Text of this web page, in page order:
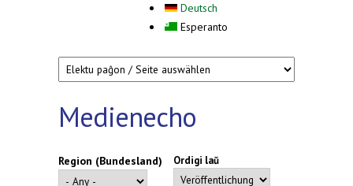
Deutsch
Esperanto
Medienecho
Region (Bundesland) Ordigi laŭ